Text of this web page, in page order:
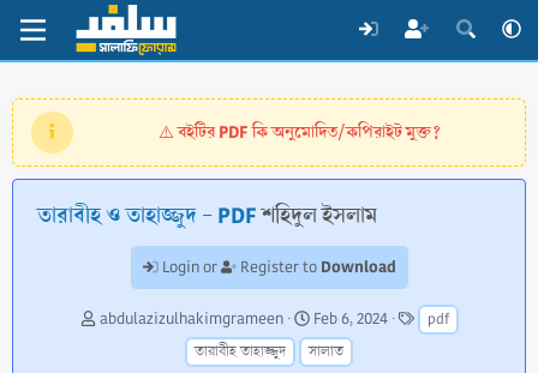
⚠️বইটির PDF কি অনুমোদিত/কপিরাইট মুক্ত?
তারাবীহ ও তাহাজ্জুদ - PDFশহিদুল ইসলাম
Login or Register to Download
A
abdulazizulhakimgrameen
C
r
e
Feb 6, 2024
T
a
pdf
তারাবীহ তাহাজ্জুদ
সালাত